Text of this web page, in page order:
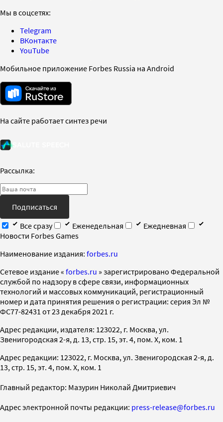
Мы в соцсетях:
Telegram
ВКонтакте
YouTube
Мобильное приложение Forbes Russia на Android
На сайте работает синтез речи
Рассылка:
Подписаться
Все сразу
Еженедельная
Ежедневная
Новости Forbes Games
Наименование издания: forbes.ru
Cетевое издание « forbes.ru » зарегистрировано Федеральной
службой по надзору в сфере связи, информационных
технологий и массовых коммуникаций, регистрационный
номер и дата принятия решения о регистрации: серия Эл №
ФС77-82431 от 23 декабря 2021 г.
Адрес редакции, издателя: 123022, г. Москва, ул.
Звенигородская 2-я, д. 13, стр. 15, эт. 4, пом. X, ком. 1
Адрес редакции: 123022, г. Москва, ул. Звенигородская 2-я, д.
13, стр. 15, эт. 4, пом. X, ком. 1
Главный редактор: Мазурин Николай Дмитриевич
Адрес электронной почты редакции: press-release@forbes.ru